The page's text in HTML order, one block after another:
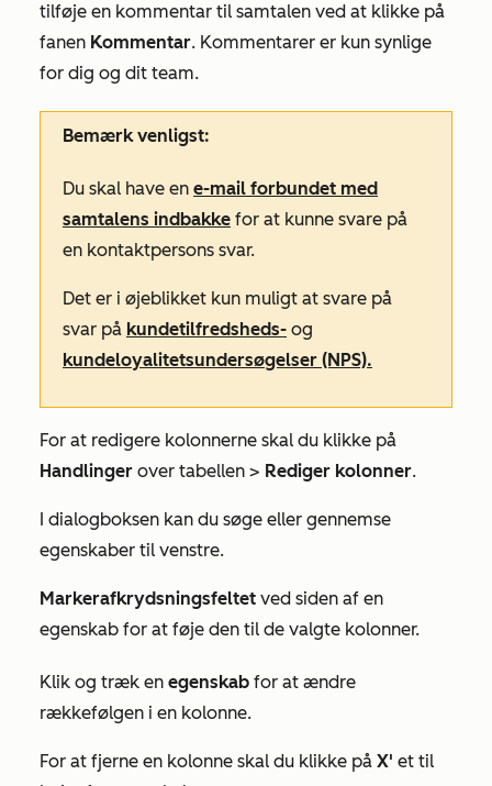
tilføje en kommentar til samtalen ved at klikke på
fanen Kommentar. Kommentarer er kun synlige
for dig og dit team.
Bemærk venligst:
Du skal have en e-mail forbundet med
samtalens indbakke for at kunne svare på
en kontaktpersons svar.
Det er i øjeblikket kun muligt at svare på
svar på kundetilfredsheds- og
kundeloyalitetsundersøgelser (NPS).
For at redigere kolonnerne skal du klikke på
Handlinger over tabellen > Rediger kolonner.
I dialogboksen kan du søge eller gennemse
egenskaber til venstre.
Markerafkrydsningsfeltet ved siden af en
egenskab for at føje den til de valgte kolonner.
Klik og træk en egenskab for at ændre
rækkefølgen i en kolonne.
For at fjerne en kolonne skal du klikke på X' et til